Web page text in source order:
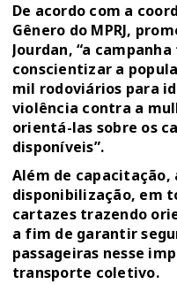
De acordo com a
Gênero do MPRJ,
Jourdan, “a
conscientizar a
mil rodoviários para
violência contra a
orientá-las sobre os
disponíveis”.
Além de capacitação,
disponibilização, em
cartazes trazendo
a fim de garantir
passageiras nesse
transporte coletivo.